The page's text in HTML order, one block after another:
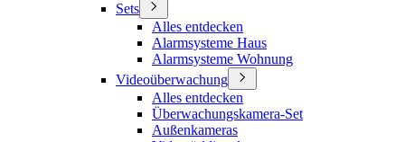
Sets
Alles entdecken
Alarmsysteme Haus
Alarmsysteme Wohnung
Videoüberwachung
Alles entdecken
Überwachungskamera-Set
Außenkameras